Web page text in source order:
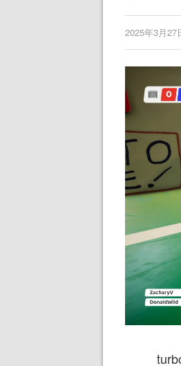
2025年3月27